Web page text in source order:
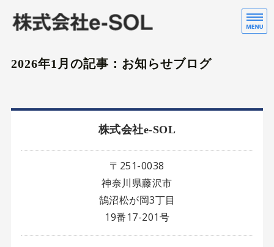
ホーム
2026年1月の記事：お知らせブログ
株式会社e-SOL
〒251-0038
神奈川県藤沢市
鵠沼松が岡3丁目
19番17-201号